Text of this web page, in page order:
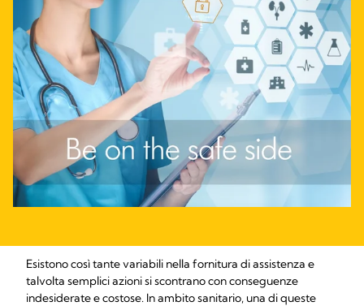
Esistono così tante variabili nella fornitura di assistenza e
talvolta semplici azioni si scontrano con conseguenze
indesiderate e costose. In ambito sanitario, una di queste